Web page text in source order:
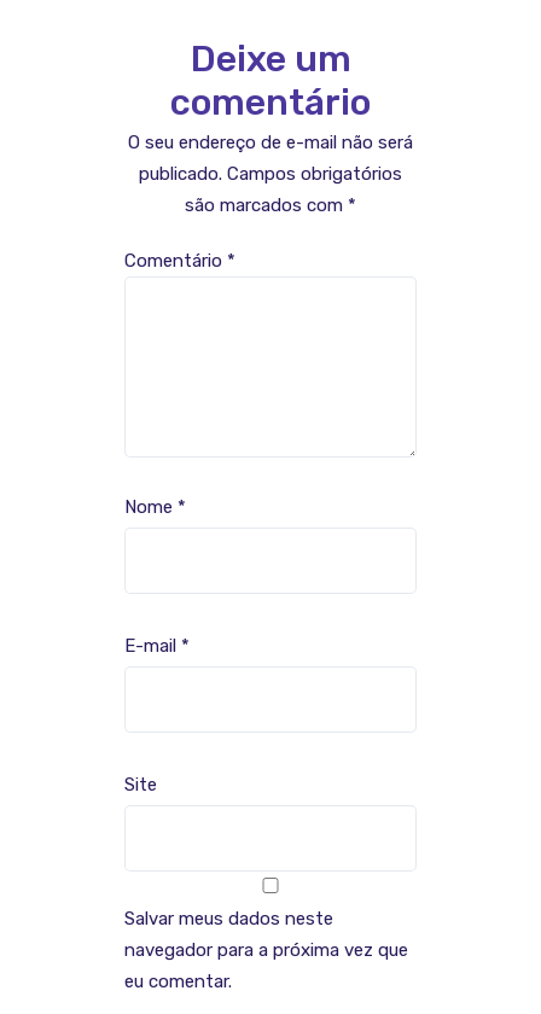
Deixe um
comentário
O seu endereço de e-mail não será
publicado. Campos obrigatórios
são marcados com *
Comentário *
Nome *
E-mail *
Site
Salvar meus dados neste
navegador para a próxima vez que
eu comentar.